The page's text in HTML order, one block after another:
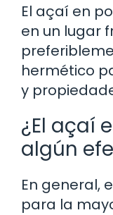
El açaí en
en un lugar
hermético
y
¿El açaí
algún
En general,
para la